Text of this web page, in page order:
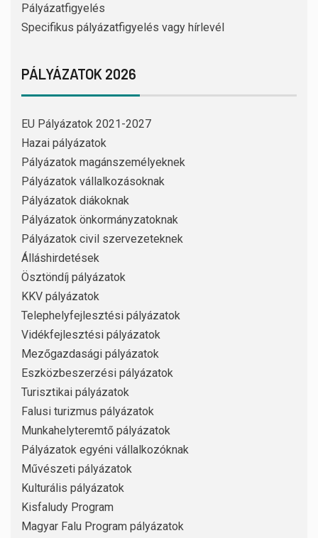
Pályázatfigyelés
Specifikus pályázatfigyelés vagy hírlevél
PÁLYÁZATOK 2026
EU Pályázatok 2021-2027
Hazai pályázatok
Pályázatok magánszemélyeknek
Pályázatok vállalkozásoknak
Pályázatok diákoknak
Pályázatok önkormányzatoknak
Pályázatok civil szervezeteknek
Álláshirdetések
Ösztöndíj pályázatok
KKV pályázatok
Telephelyfejlesztési pályázatok
Vidékfejlesztési pályázatok
Mezőgazdasági pályázatok
Eszközbeszerzési pályázatok
Turisztikai pályázatok
Falusi turizmus pályázatok
Munkahelyteremtő pályázatok
Pályázatok egyéni vállalkozóknak
Művészeti pályázatok
Kulturális pályázatok
Kisfaludy Program
Magyar Falu Program pályázatok